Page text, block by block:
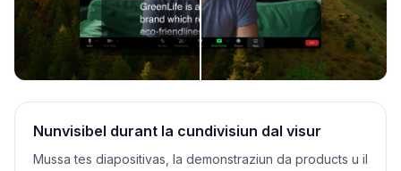
Nunvisibel durant la cundivisiun dal visur
Mussa tes diapositivas, la demonstraziun da products u il